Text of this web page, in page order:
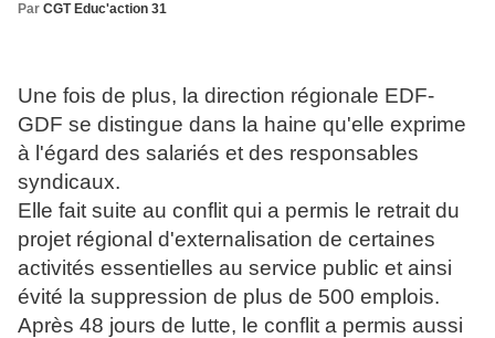
Par CGT Educ'action 31
Une fois de plus, la direction régionale EDF-
GDF se distingue dans la haine qu'elle exprime
à l'égard des salariés et des responsables
syndicaux.
Elle fait suite au conflit qui a permis le retrait du
projet régional d'externalisation de certaines
activités essentielles au service public et ainsi
évité la suppression de plus de 500 emplois.
Après 48 jours de lutte, le conflit a permis aussi